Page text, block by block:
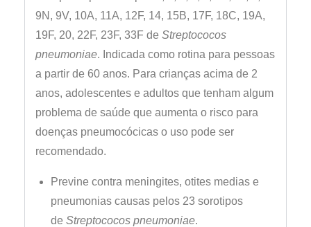
9N, 9V, 10A, 11A, 12F, 14, 15B, 17F, 18C, 19A,
19F, 20, 22F, 23F, 33F de Streptococos
pneumoniae. Indicada como rotina para pessoas
a partir de 60 anos. Para crianças acima de 2
anos, adolescentes e adultos que tenham algum
problema de saúde que aumenta o risco para
doenças pneumocócicas o uso pode ser
recomendado.
Previne contra meningites, otites medias e
pneumonias causas pelos 23 sorotipos
de Streptococos pneumoniae.